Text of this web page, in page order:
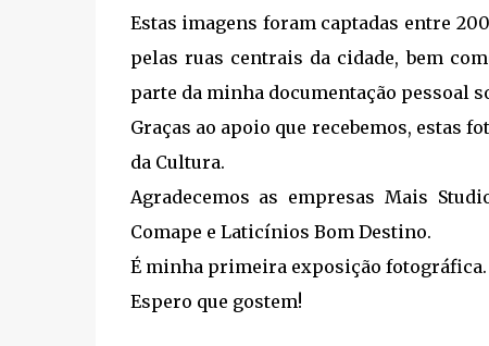
Estas imagens foram captadas entre
pelas ruas centrais da cidade, bem
parte da minha documentação pessoal
Graças ao apoio que recebemos, estas
da Cultura.
Agradecemos as empresas Mais
Comape e Laticínios Bom Destino.
É minha primeira exposição fotográfica.
Espero que gostem!